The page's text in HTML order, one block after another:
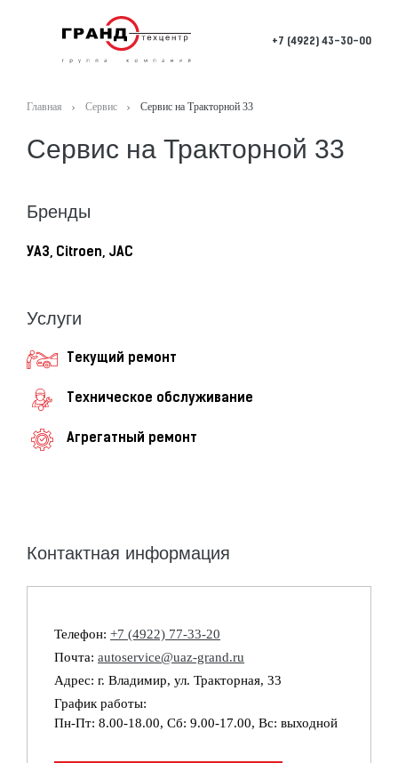
+7 (4922) 43-30-00
Главная Сервис Сервис на Тракторной 33
Сервис на Тракторной 33
Бренды
УАЗ, Citroen, JAC
Услуги
Текущий ремонт
Техническое обслуживание
Агрегатный ремонт
Контактная информация
Телефон: +7 (4922) 77-33-20
Почта: autoservice@uaz-grand.ru
Адрес: г. Владимир, ул. Тракторная, 33
График работы:
Пн-Пт: 8.00-18.00, Сб: 9.00-17.00, Вс: выходной